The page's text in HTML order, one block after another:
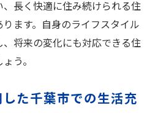
長く快適に住み続けられる住
ます。自身のライフスタイル
将来の変化にも対応できる住
う。
た千葉市での生活充